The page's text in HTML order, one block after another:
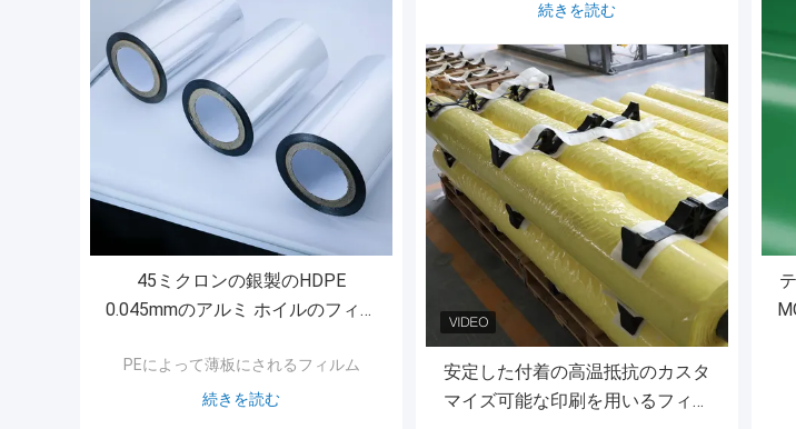
45ミクロンの銀製のHDPE
0.045mmのアルミ ホイルのフィル
PEによって薄板にされるフィルム
続きを読む
続きを読む
安定した付着の高温抵抗のカスタ
マイズ可能な印刷を用いるフィル